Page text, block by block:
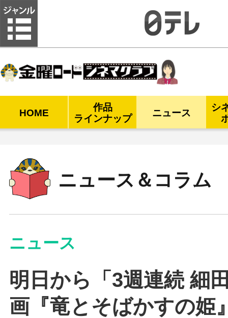
HOME
作品
ラインナップ
ニュース
シ
ニュース＆コラム
ニュース
明日から「3週連続 細
画『竜とそばかすの姫